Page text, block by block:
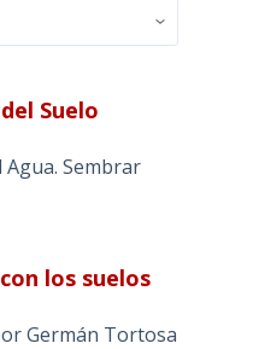
Suelo
Sembrar
los suelos
Germán Tortosa